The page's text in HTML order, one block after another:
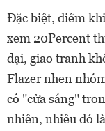
Đặc biệt, điểm
xem 20Percent
dại, giao tranh
Flazer nhen
có "cửa sáng"
nhiên, nhiêu đó